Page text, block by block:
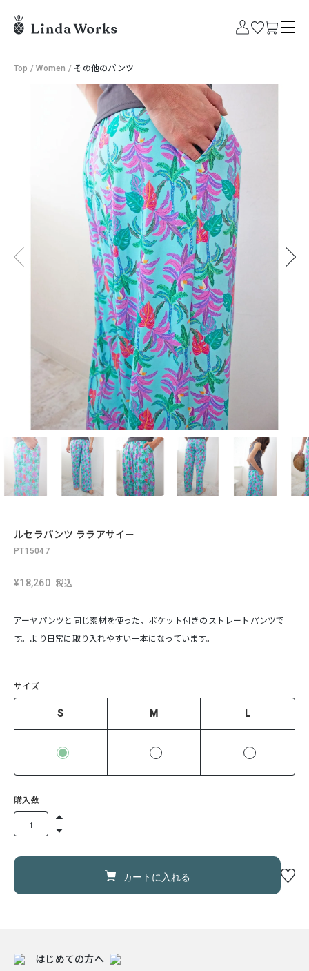
Top /Women / その他のパンツ
ルセラパンツ ララアサイー
PT15047
¥18,260 税込
アーヤパンツと同じ素材を使った、ポケット付きのストレートパンツで
す。より日常に取り入れやすい一本になっています。
サイズ
S M L
購入数
カートに入れる
はじめての方へ